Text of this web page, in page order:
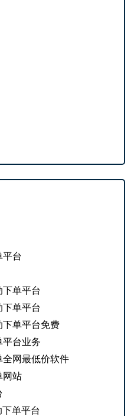
平台
下单平台
下单平台
下单平台免费
平台业务
全网最低价软件
网站
单平台